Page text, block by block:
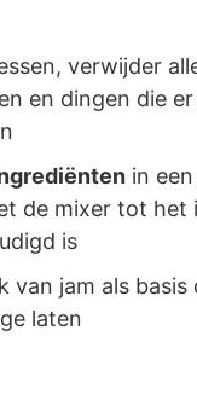
verwijder
en dingen die
in
de mixer tot het
is
van jam als basis
laten